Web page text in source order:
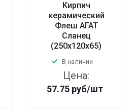
Кирпич
керамический
Флеш АГАТ
Сланец
(250х120х65)
В наличии
Цена:
57.75 руб/шт